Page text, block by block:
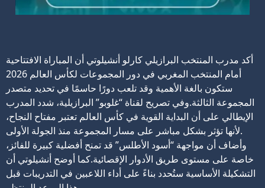
أكد مدرب المنتخب البرازيلي كارلو أنشيلوتي أن المباراة الافتتاحية
أمام المنتخب المغربي في دور المجموعات لكأس العالم 2026
ستكون بالغة الأهمية وقد تلعب دورًا حاسمًا في تحديد متصدر
المجموعة الثالثة.وفي تصريح لقناة “غلوبو” البرازيلية، شدد المدرب
الإيطالي على أن البداية القوية في كأس العالم تعتبر مفتاح النجاح،
لأنها تؤثر بشكل مباشر على مسار المجموعة منذ الجولة الأولى.
وأضاف أن مواجهة “أسود الأطلس” قد تمنح أفضلية كبيرة للفائز،
خاصة على مستوى طريق الأدوار الإقصائية.كما أوضح أنشيلوتي أن
التشكيلة الأساسية ستُحدد بناءً على أداء اللاعبين في التدريبات قبل